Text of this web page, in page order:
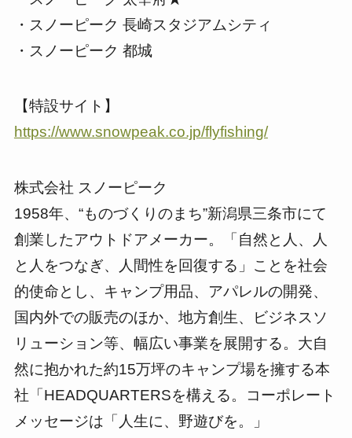
・スノーピーク 長崎スタジアムシティ
・スノーピーク 都城
【特設サイト】
https://www.snowpeak.co.jp/flyfishing/
株式会社 スノーピーク
1958年、“ものづくりのまち”新潟県三条市にて
創業したアウトドアメーカー。「自然と人、人
と人をつなぎ、人間性を回復する」ことを社会
的使命とし、キャンプ用品、アパレルの開発、
国内外での販売のほか、地方創生、ビジネスソ
リューション等、幅広い事業を展開する。大自
然に抱かれた約15万坪のキャンプ場を擁する本
社「HEADQUARTERSを構える。コーポレート
メッセージは「人生に、野遊びを。」